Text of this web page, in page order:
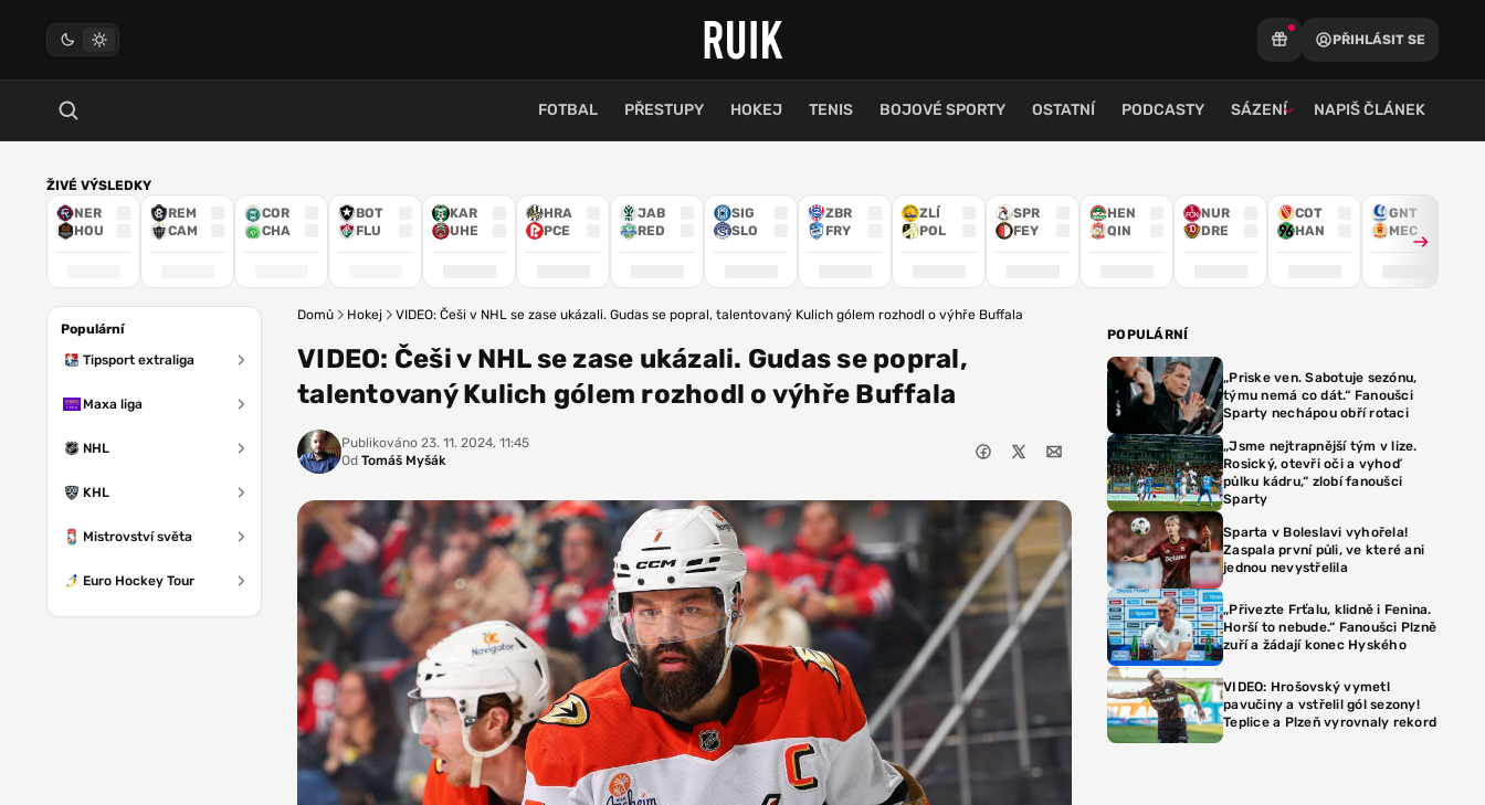
PŘIHLÁSIT SE
FOTBAL PŘESTUPY HOKEJ TENIS BOJOVÉ SPORTY OSTATNÍ PODCASTY SÁZENÍ NAPIŠ ČLÁNEK
ŽIVÉ VÝSLEDKY
NER
HOU
REM
CAM
COR
CHA
BOT
FLU
KAR
UHE
HRA
PCE
JAB
RED
SIG
SLO
ZBR
FRY
ZLÍ
POL
SPR
FEY
HEN
QIN
NUR
DRE
COT
HAN
GNT
MEC
Populární
Tipsport extraliga
Maxa liga
NHL
KHL
Mistrovství světa
Euro Hockey Tour
Domů Hokej VIDEO: Češi v NHL se zase ukázali. Gudas se popral, talentovaný Kulich gólem rozhodl o výhře Buffala
VIDEO: Češi v NHL se zase ukázali. Gudas se popral,
talentovaný Kulich gólem rozhodl o výhře Buffala
Publikováno 23. 11. 2024, 11:45
Od Tomáš Myšák
POPULÁRNÍ
„Priske ven. Sabotuje sezónu,
týmu nemá co dát.“ Fanoušci
Sparty nechápou obří rotaci
„Jsme nejtrapnější tým v lize.
Rosický, otevři oči a vyhoď
půlku kádru,“ zlobí fanoušci
Sparty
Sparta v Boleslavi vyhořela!
Zaspala první půli, ve které ani
jednou nevystřelila
„Přivezte Frťalu, klidně i Fenina.
Horší to nebude.“ Fanoušci Plzně
zuří a žádají konec Hyského
VIDEO: Hrošovský vymetl
pavučiny a vstřelil gól sezony!
Teplice a Plzeň vyrovnaly rekord